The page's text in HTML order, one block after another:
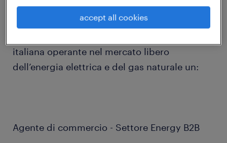
Randstad Italia, divisione Delivery Center
Permanent, in partnership con Agenti
italiana operante nel mercato libero
dell’energia elettrica e del gas naturale un:
Agente di commercio - Settore Energy B2B
accept all cookies